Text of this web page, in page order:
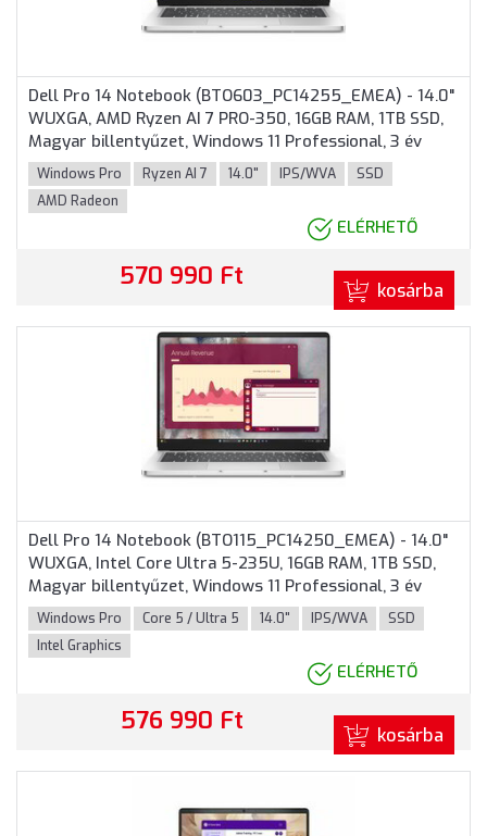
Dell Pro 14 Notebook (BTO603_PC14255_EMEA) - 14.0"
WUXGA, AMD Ryzen AI 7 PRO-350, 16GB RAM, 1TB SSD,
Magyar billentyűzet, Windows 11 Professional, 3 év
garancia, Platinaezüst színben
Windows Pro Ryzen AI 7 14.0" IPS/WVA
SSD
AMD Radeon
ELÉRHETŐ
570 990 Ft kosárba
Dell Pro 14 Notebook (BTO115_PC14250_EMEA) - 14.0"
WUXGA, Intel Core Ultra 5-235U, 16GB RAM, 1TB SSD,
Magyar billentyűzet, Windows 11 Professional, 3 év
garancia, Platinaezüst színben
Windows Pro Core 5 / Ultra 5 14.0" IPS/WVA
SSD
Intel Graphics
ELÉRHETŐ
576 990 Ft kosárba